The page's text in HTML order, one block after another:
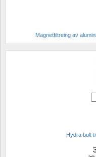
Magnetfiltreing av
Hydra bult